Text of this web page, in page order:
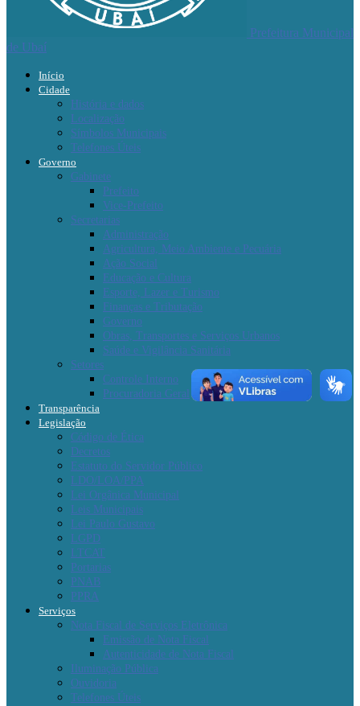
Prefeitura Municipal
de Ubaí
Início
Cidade
História e dados
Localização
Símbolos Municipais
Telefones Úteis
Governo
Gabinete
Prefeito
Vice-Prefeito
Secretarias
Administração
Agricultura, Meio Ambiente e Pecuária
Ação Social
Educação e Cultura
Esporte, Lazer e Turismo
Finanças e Tributação
Governo
Obras, Transportes e Serviços Urbanos
Saúde e Vigilância Sanitária
Setores
Controle Interno
Procuradoria Geral
Transparência
Legislação
Código de Ética
Decretos
Estatuto do Servidor Público
LDO/LOA/PPA
Lei Orgânica Municipal
Leis Municipais
Lei Paulo Gustavo
LGPD
LTCAT
Portarias
PNAB
PPRA
Serviços
Nota Fiscal de Serviços Eletrônica
Emissão de Nota Fiscal
Autenticidade de Nota Fiscal
Iluminação Pública
Ouvidoria
Telefones Úteis